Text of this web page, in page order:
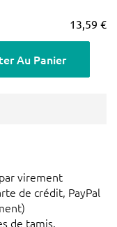
13,59 €
Au Panier
virement
de crédit, PayPal
de tamis.